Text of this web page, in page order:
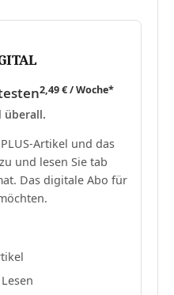
2,49 € / Woche*
überall.
Artikel und das
und lesen Sie tab
Das digitale Abo für